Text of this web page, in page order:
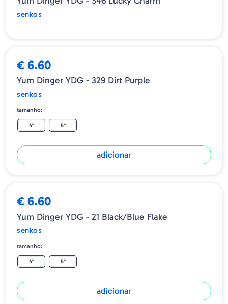
senkos
€ 6.60
Yum Dinger YDG - 329 Dirt Purple
senkos
tamanho:
4" 5"
adicionar
€ 6.60
Yum Dinger YDG - 21 Black/Blue Flake
senkos
tamanho:
4" 5"
adicionar